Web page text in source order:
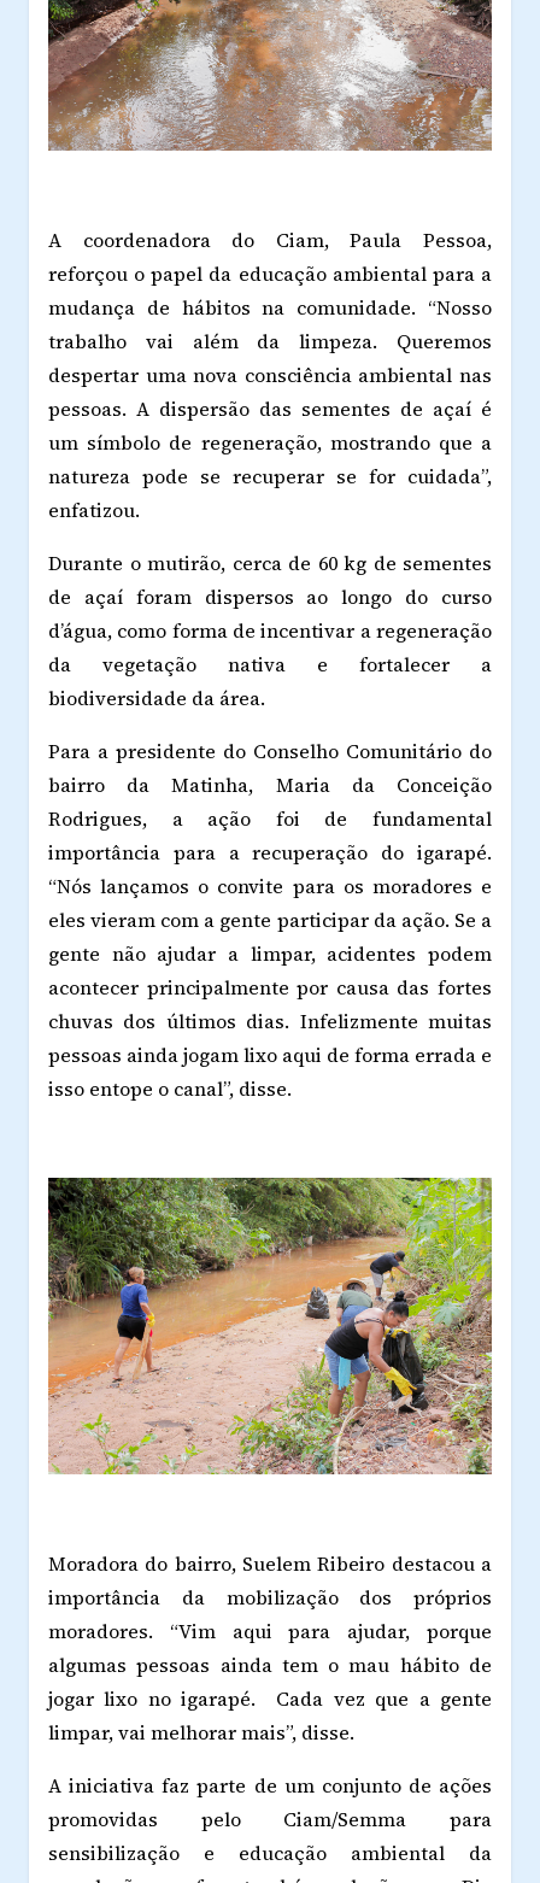
A coordenadora do Ciam, Paula Pessoa,
reforçou o papel da educação ambiental para a
mudança de hábitos na comunidade. “Nosso
trabalho vai além da limpeza. Queremos
despertar uma nova consciência ambiental nas
pessoas. A dispersão das sementes de açaí é
um símbolo de regeneração, mostrando que a
natureza pode se recuperar se for cuidada”,
enfatizou.
Durante o mutirão, cerca de 60 kg de sementes
de açaí foram dispersos ao longo do curso
d’água, como forma de incentivar a regeneração
da vegetação nativa e fortalecer a
biodiversidade da área.
Para a presidente do Conselho Comunitário do
bairro da Matinha, Maria da Conceição
Rodrigues, a ação foi de fundamental
importância para a recuperação do igarapé.
“Nós lançamos o convite para os moradores e
eles vieram com a gente participar da ação. Se a
gente não ajudar a limpar, acidentes podem
acontecer principalmente por causa das fortes
chuvas dos últimos dias. Infelizmente muitas
pessoas ainda jogam lixo aqui de forma errada e
isso entope o canal”, disse.
Moradora do bairro, Suelem Ribeiro destacou a
importância da mobilização dos próprios
moradores. “Vim aqui para ajudar, porque
algumas pessoas ainda tem o mau hábito de
jogar lixo no igarapé.
Cada vez que a gente
limpar, vai melhorar mais”, disse.
A iniciativa faz parte de um conjunto de ações
promovidas pelo Ciam/Semma para
sensibilização e educação ambiental da